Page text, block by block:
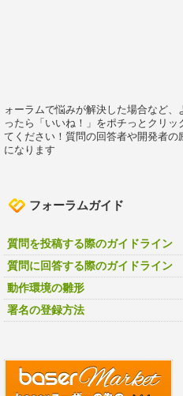
ォーラムで悩みが解決した場合など、
ったら「いいね！」をポチっとクリッ
てください！質問の回答者や開発者の
になります
フォーラムガイド
質問を投稿する際のガイドライン
質問に回答する際のガイドライン
動作環境の雛形
署名の登録方法